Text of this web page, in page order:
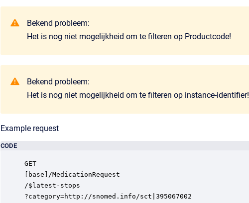
Bekend probleem:
Het is nog niet mogelijkheid om te filteren op Productcode!
Bekend probleem:
Het is nog niet mogelijkheid om te filteren op instance-identifier!
Example request
CODE
GET
[base]/MedicationRequest
/$latest-stops
?category=http://snomed.info/sct|395067002